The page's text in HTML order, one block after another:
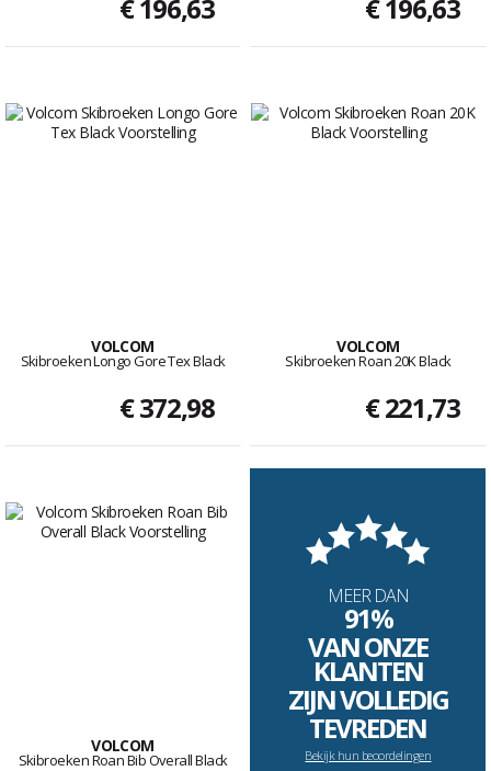
€ 196,63 € 196,63
VOLCOM
Skibroeken Longo Gore Tex Black
€ 372,98
VOLCOM
Skibroeken Roan 20K Black
€ 221,73
VOLCOM
Skibroeken Roan Bib Overall Black
MEER DAN
91%
VAN ONZE
KLANTEN
ZIJN VOLLEDIG
TEVREDEN
Bekijk hun beoordelingen